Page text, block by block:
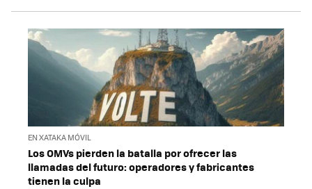
EN XATAKA MÓVIL
Los OMVs pierden la batalla por ofrecer las
llamadas del futuro: operadores y fabricantes
tienen la culpa